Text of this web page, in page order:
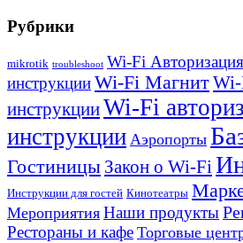
Рубрики
mikrotik troubleshoot Wi-Fi
инструкцииWi-Fi Магнит
инструкцииWi-Fi
инструкции Аэропорты
Гостиницы Закон о Wi-Fi
Инструкции для гостей Кинотеатры
Мероприятия Наши продукты
Рестораны и кафе Торговые